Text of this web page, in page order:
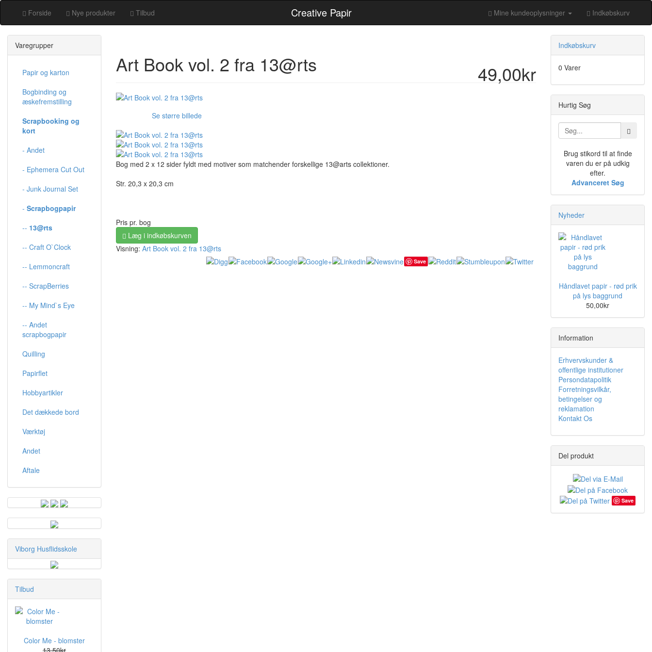
Forside Nye produkter Tilbud Mine kundeoplysninger Indkøbskurv
Creative Papir
49,00kr
Art Book vol. 2 fra 13@rts
Se større billede
Bog med 2 x 12 sider fyldt med motiver som matchender forskellige 13@arts collektioner.
Str. 20,3 x 20,3 cm
Pris pr. bog
Læg i indkøbskurven
Visning: Art Book vol. 2 fra 13@rts
Save
Varegrupper
Papir og karton
Bogbinding og
æskefremstilling
Scrapbooking og
kort
- Andet
- Ephemera Cut Out
- Junk Journal Set
- Scrapbogpapir
-- 13@rts
-- Craft O`Clock
-- Lemmoncraft
-- ScrapBerries
-- My Mind`s Eye
-- Andet
scrapbogpapir
Quilling
Papirflet
Hobbyartikler
Det dækkede bord
Værktøj
Andet
Aftale
Viborg Husflidsskole
Tilbud
Color Me - blomster
13,50kr
Indkøbskurv
0 Varer
Hurtig Søg
Brug stikord til at finde
varen du er på udkig
efter.
Advanceret Søg
Nyheder
Håndlavet papir - rød prik
på lys baggrund
50,00kr
Information
Erhvervskunder &
offentlige institutioner
Persondatapolitik
Forretningsvilkår,
betingelser og
reklamation
Kontakt Os
Del produkt
Save